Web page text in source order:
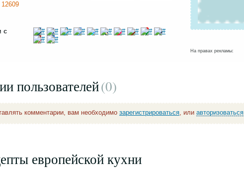
12609
с
На правах рекламы:
пользователей(0)
комментарии, вам необходимо зарегистрироваться, или авторизоваться
европейской кухни